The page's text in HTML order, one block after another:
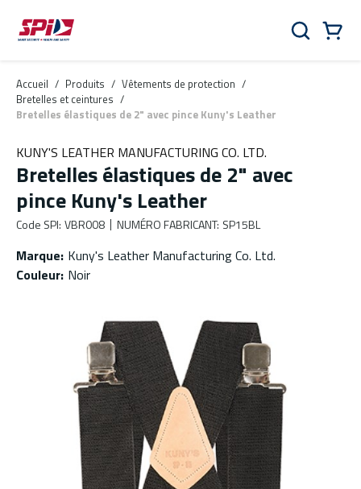
Aller au contenu principal
Skip to menu
Skip to footer
Rechercher
Accueil / Produits / Vêtements de protection /
Bretelles et ceintures /
Bretelles élastiques de 2" avec pince Kuny's Leather
KUNY'S LEATHER MANUFACTURING CO. LTD.
Bretelles élastiques de 2" avec
pince Kuny's Leather
Code SPI: VBR008 NUMÉRO FABRICANT: SP15BL
Marque: Kuny's Leather Manufacturing Co. Ltd.
Couleur: Noir